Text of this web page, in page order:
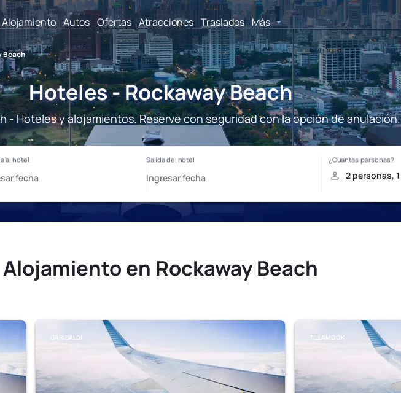
Alojamiento Autos Ofertas Atracciones Traslados Más
Beach
Hoteles - Rockaway Beach
- Hoteles y alojamientos. Reserve con seguridad con la opción de anulación.
Alojamiento en Rockaway Beach
GARIBALDI TILLAMOOK